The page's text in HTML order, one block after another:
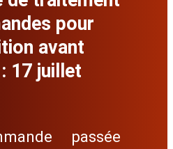
pour
avant
17 juillet
passée